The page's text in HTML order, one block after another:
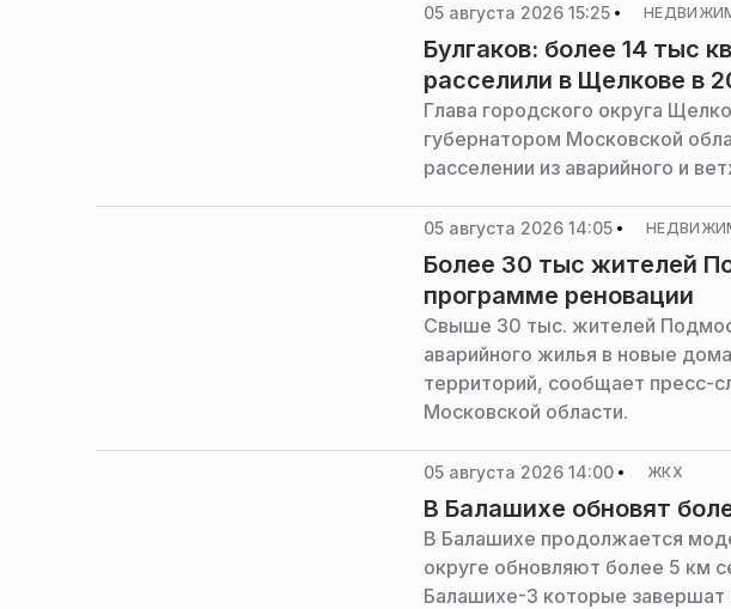
05 августа 2026 15:25
Булгаков: более 14 тыс
расселили в Щелкове в
Глава городского округа
губернатором Московской
расселении из аварийного и
05 августа 2026 14:05
Более 30 тыс жителей
программе реновации
Свыше 30 тыс. жителей
аварийного жилья в новые
территорий, сообщает пресс-
Московской области.
05 августа 2026 14:00 ЖКХ
В Балашихе обновят
В Балашихе продолжается
округе обновляют более 5 км
Балашихе-3 которые